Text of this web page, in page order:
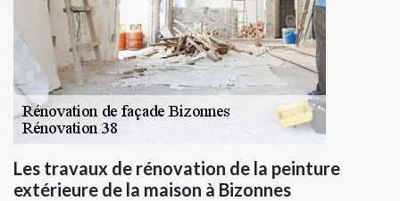
Les travaux de rénovation de la peinture
extérieure de la maison à Bizonnes